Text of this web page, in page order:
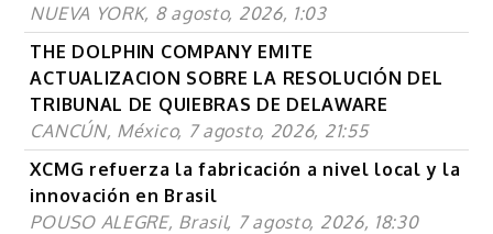
NUEVA YORK, 8 agosto, 2026, 1:03
THE DOLPHIN COMPANY EMITE
ACTUALIZACION SOBRE LA RESOLUCIÓN DEL
TRIBUNAL DE QUIEBRAS DE DELAWARE
CANCÚN, México, 7 agosto, 2026, 21:55
XCMG refuerza la fabricación a nivel local y la
innovación en Brasil
POUSO ALEGRE, Brasil, 7 agosto, 2026, 18:30